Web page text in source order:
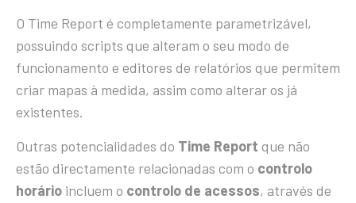
O Time Report é completamente parametrizável,
possuindo scripts que alteram o seu modo de
funcionamento e editores de relatórios que permitem
criar mapas à medida, assim como alterar os já
existentes.
Outras potencialidades do Time Report que não
estão directamente relacionadas com o controlo
horário incluem o controlo de acessos, através de